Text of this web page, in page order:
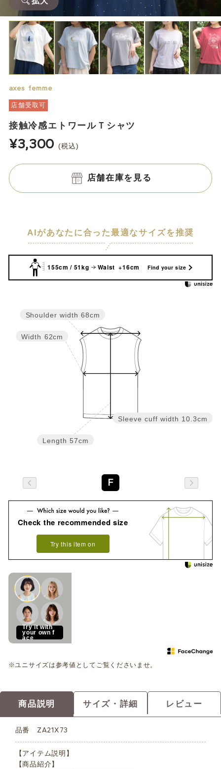
axes femme
店舗受取可
接触冷感エトワールＴシャツ
¥3,300 (税込)
店舗在庫を見る
AIがあなたに合った最適なサイズを推奨
155cm / 51kg Waist +16cm Find your size
Sleeve cuff width 10.3cm
Length 57cm
Width 62cm
Shoulder width 68cm
F
Check the recommended size
Try this item on
Try it with
your own f
ace
※ユニサイズは参考値としてご覧くださいませ。
商品説明 サイズ・詳細 レビュー
品番 ZA21X73
【アイテム説明】
【商品紹介】